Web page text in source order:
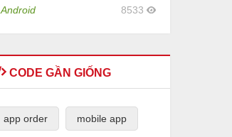
Android 8533
CODE GẦN GIỐNG
app order mobile app